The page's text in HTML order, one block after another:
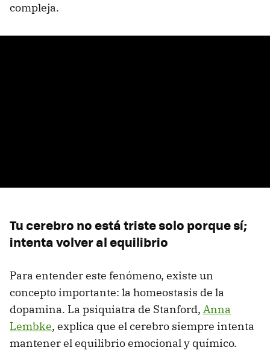
compleja.
Tu cerebro no está triste solo porque sí;
intenta volver al equilibrio
Para entender este fenómeno, existe un
concepto importante: la homeostasis de la
dopamina. La psiquiatra de Stanford, Anna
Lembke, explica que el cerebro siempre intenta
mantener el equilibrio emocional y químico.